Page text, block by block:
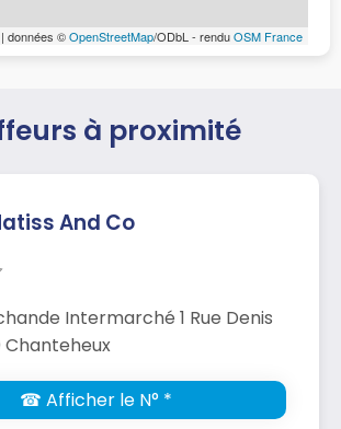
| données ©OpenStreetMap/ODbL - renduOSM France
à proximité
And Co
Intermarché 1 Rue Denis
Chanteheux
☎ Afficher le N° *